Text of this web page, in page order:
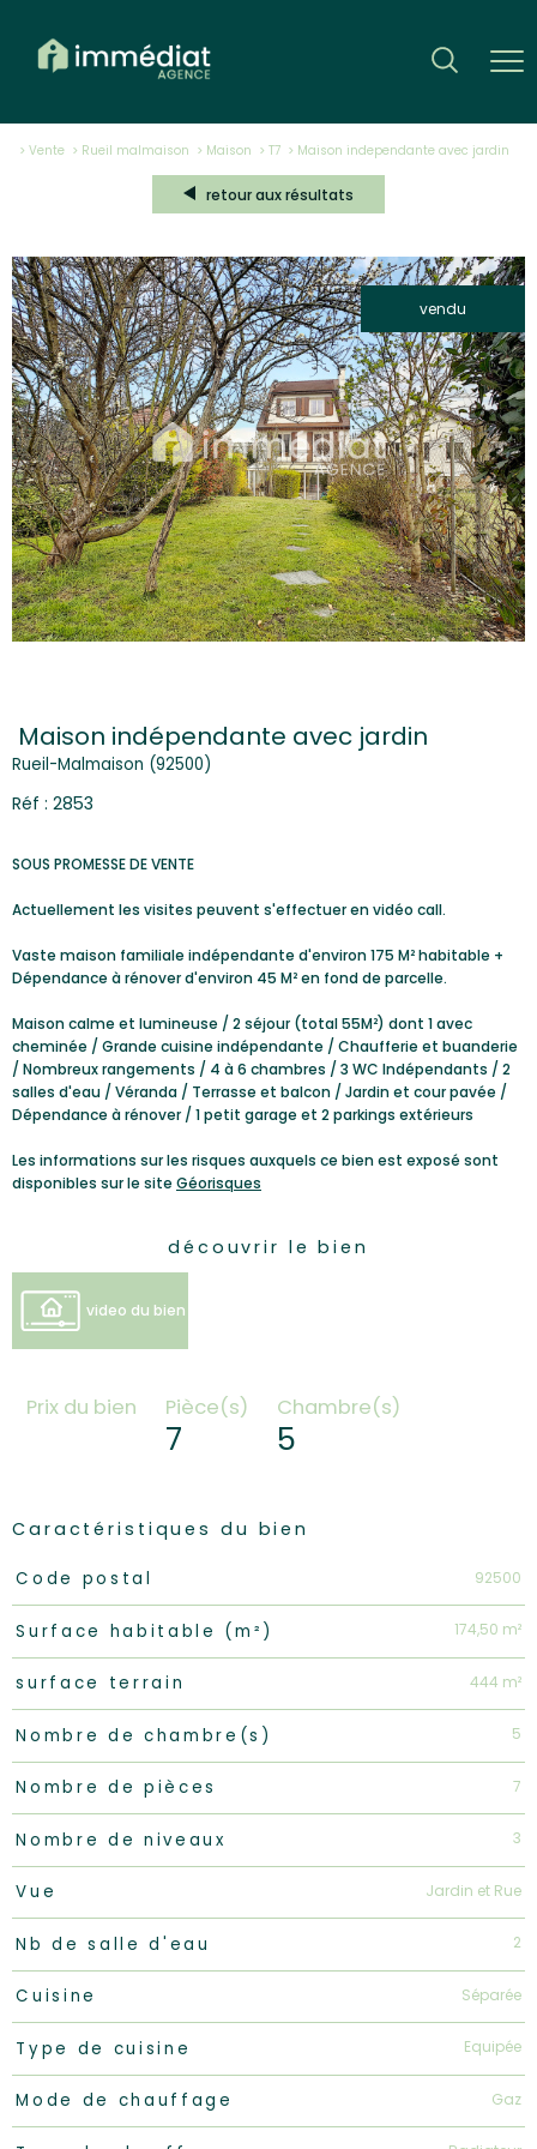
Vente Rueil malmaison Maison T7 maison independante avec jardin
retour aux résultats
vendu
Maison indépendante avec jardin
Rueil-Malmaison (92500)
Réf : 2853
SOUS PROMESSE DE VENTE
Actuellement les visites peuvent s'effectuer en vidéo call.
Vaste maison familiale indépendante d'environ 175 M² habitable +
Dépendance à rénover d'environ 45 M² en fond de parcelle.
Maison calme et lumineuse / 2 séjour (total 55M²) dont 1 avec
cheminée / Grande cuisine indépendante / Chaufferie et buanderie
/ Nombreux rangements / 4 à 6 chambres / 3 WC Indépendants / 2
salles d'eau / Véranda / Terrasse et balcon / Jardin et cour pavée /
Dépendance à rénover / 1 petit garage et 2 parkings extérieurs
Les informations sur les risques auxquels ce bien est exposé sont
disponibles sur le site Géorisques
découvrir le bien
video du bien
Prix du bien Pièce(s)
7
Chambre(s)
5
Caractéristiques du bien
Caractéristiques Valeurs
Code postal 92500
Surface habitable (m²) 174,50 m²
surface terrain 444 m²
Nombre de chambre(s) 5
Nombre de pièces 7
Nombre de niveaux 3
Vue Jardin et Rue
Nb de salle d'eau 2
Cuisine Séparée
Type de cuisine Equipée
Mode de chauffage Gaz